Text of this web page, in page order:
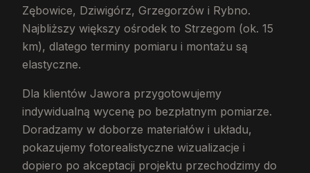
Zębowice, Dziwigórz, Grzegorzów i Rybno.
Najbliższy większy ośrodek to Strzegom (ok. 15
km), dlatego terminy pomiaru i montażu są
elastyczne.
Dla klientów Jawora przygotowujemy
indywidualną wycenę po bezpłatnym pomiarze.
Doradzamy w doborze materiałów i układu,
pokazujemy fotorealistyczne wizualizacje i
dopiero po akceptacji projektu przechodzimy do